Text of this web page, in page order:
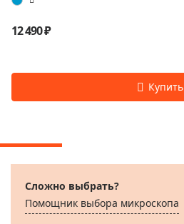
12 490 ₽
Сложно выбрать?
Помощник выбора микроскoпа